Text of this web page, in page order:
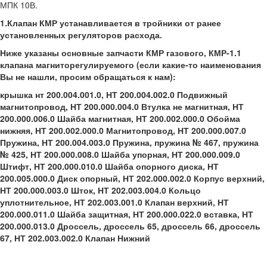
МПК 10В.
1.Клапан КМР устанавливается в тройники от ранее
установленных регуляторов расхода.
Ниже указаны основные запчасти КМР газового, КМР-1.1
клапана магниторегулируемого (если какие-то наименования
Вы не нашли, просим обращаться к нам):
крышка нт 200.004.001.0, НТ 200.004.002.0 Подвижный
магнитопровод, НТ 200.000.004.0 Втулка не магнитная, НТ
200.000.006.0 Шайба магнитная, НТ 200.002.000.0 Обойма
нижняя, НТ 200.002.000.0 Магнитопровод, НТ 200.000.007.0
Пружина, НТ 200.004.003.0 Пружина, пружина № 467, пружина
№ 425, НТ 200.000.008.0 Шайба упорная, НТ 200.000.009.0
Штифт, НТ 200.000.010.0 Шайба опорного диска, НТ
200.005.000.0 Диск опорный, НТ 202.000.002.0 Корпус верхний,
НТ 200.000.003.0 Шток, НТ 202.003.004.0 Кольцо
уплотнительное, НТ 202.003.001.0 Клапан верхний, НТ
200.000.011.0 Шайба защитная, НТ 200.000.022.0 вставка, НТ
200.000.013.0 Дроссель, дроссель 65, дроссель 66, дроссель
67, НТ 202.003.002.0 Клапан Нижний